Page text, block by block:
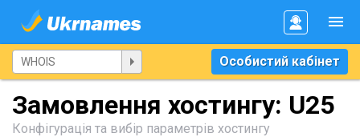
Особистий кабінет
Замовлення хостингу: U25
Конфігурація та вибір параметрів хостингу